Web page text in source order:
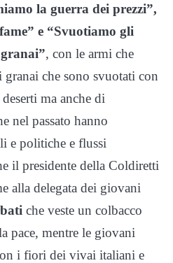
la guerra dei prezzi”,
e “Svuotiamo gli
, con le armi che
granai che sono svuotati con
ma anche di
nel passato hanno
e politiche e flussi
il presidente della Coldiretti
alla delegata dei giovani
che veste un colbacco
pace, mentre le giovani
i fiori dei vivai italiani e